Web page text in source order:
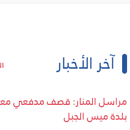
آخر الأخبار
مراسل المنار: قصف مدفعي
بلدة ميس الجبل